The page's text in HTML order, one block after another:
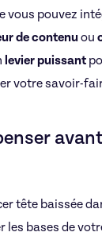
vous pouvez
de contenuou
levier puissant
votre savoir-
tête baissée
les bases de